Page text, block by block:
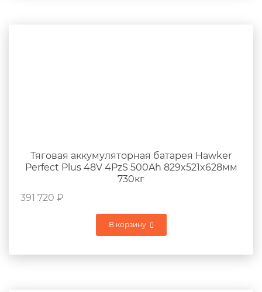
Тяговая аккумуляторная батарея Hawker
Perfect Plus 48V 4PzS 500Ah 829x521x628мм
730кг
391 720 ₽
В корзину